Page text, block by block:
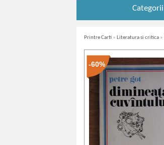
Categorii
Printre Carti » Literatura si critica »
-60%